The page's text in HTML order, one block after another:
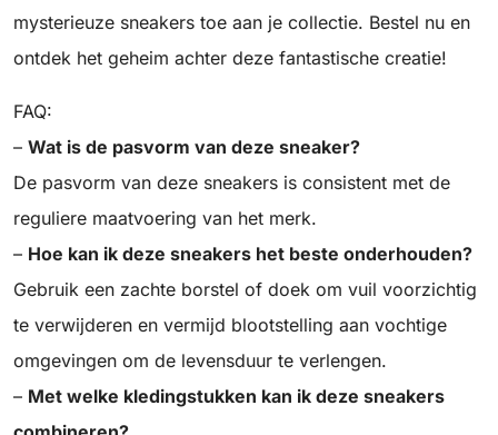
mysterieuze sneakers toe aan je collectie. Bestel nu en
ontdek het geheim achter deze fantastische creatie!
FAQ:
– Wat is de pasvorm van deze sneaker?
De pasvorm van deze sneakers is consistent met de
reguliere maatvoering van het merk.
– Hoe kan ik deze sneakers het beste onderhouden?
Gebruik een zachte borstel of doek om vuil voorzichtig
te verwijderen en vermijd blootstelling aan vochtige
omgevingen om de levensduur te verlengen.
– Met welke kledingstukken kan ik deze sneakers